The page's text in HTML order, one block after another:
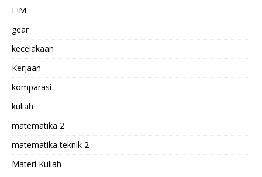
FIM
gear
kecelakaan
Kerjaan
komparasi
kuliah
matematika 2
matematika teknik 2
Materi Kuliah